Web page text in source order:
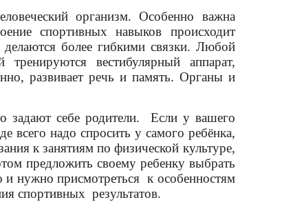
организм. Особенно важна
спортивных навыков происходит
более гибкими связки. Любой
вестибулярный аппарат,
развивает речь и память. Органы и
задают себе родители. Если у вашего
всего надо спросить у самого ребёнка,
к занятиям по физической культуре,
предложить своему ребенку выбрать
нужно присмотреться к особенностям
спортивных результатов.